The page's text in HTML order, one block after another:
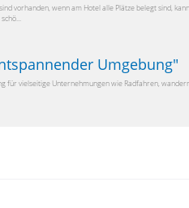
vorhanden, wenn am Hotel alle Plätze belegt sind,
Umgebung"
für vielseitige Unternehmungen wie Radfahren,